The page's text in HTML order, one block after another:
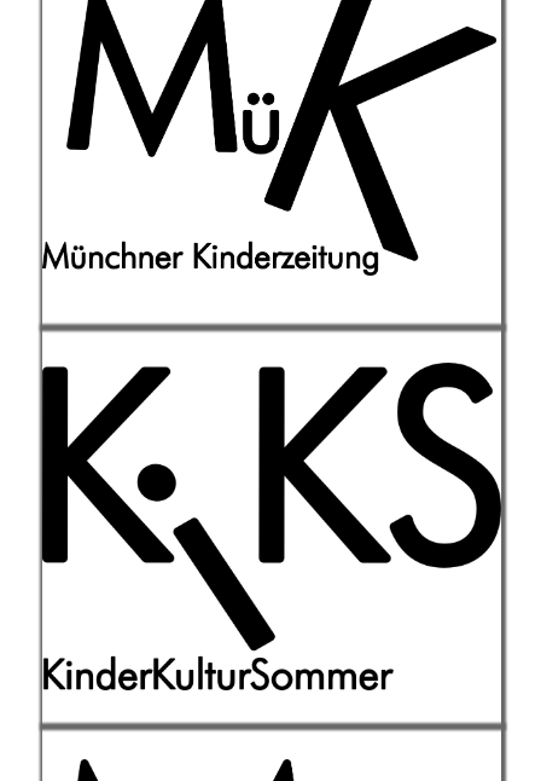
Die Münchner Kinderzeitung
entsteht in Zusammenarbeit von
Kindern mit Profijournalist:innen bei
wöchentlichen
Kinderredaktionstreffen.
Kinder-Kultur-Sommer, das Netzwerk
für Kinderkultur verschafft einen
Überblick über die kulturellen
Angebote für Kinder und
Jugendliche in der Stadt.
Weiterlesen